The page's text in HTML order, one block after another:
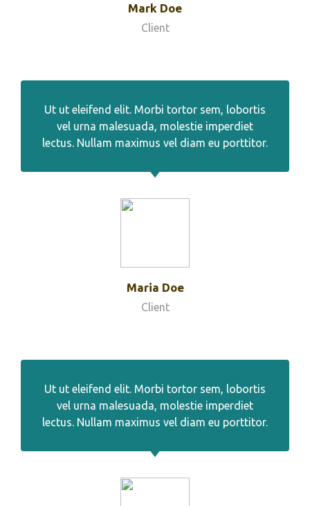
Mark Doe
Client
Ut ut eleifend elit. Morbi tortor sem, lobortis
vel urna malesuada, molestie imperdiet
lectus. Nullam maximus vel diam eu porttitor.
Maria Doe
Client
Ut ut eleifend elit. Morbi tortor sem, lobortis
vel urna malesuada, molestie imperdiet
lectus. Nullam maximus vel diam eu porttitor.